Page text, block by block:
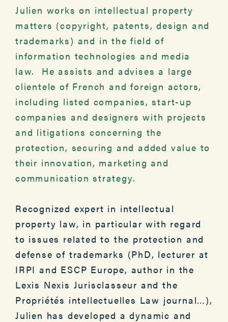
Julien works on intellectual property
matters (copyright, patents, design and
trademarks) and in the field of
information technologies and media
law. He assists and advises a large
clientele of French and foreign actors,
including listed companies, start-up
companies and designers with projects
and litigations concerning the
protection, securing and added value to
their innovation, marketing and
communication strategy.
Recognized expert in intellectual
property law, in particular with regard
to issues related to the protection and
defense of trademarks (PhD, lecturer at
IRPI and ESCP Europe, author in the
Lexis Nexis Jurisclasseur and the
Propriétés intellectuelles Law journal…),
Julien has developed a dynamic and